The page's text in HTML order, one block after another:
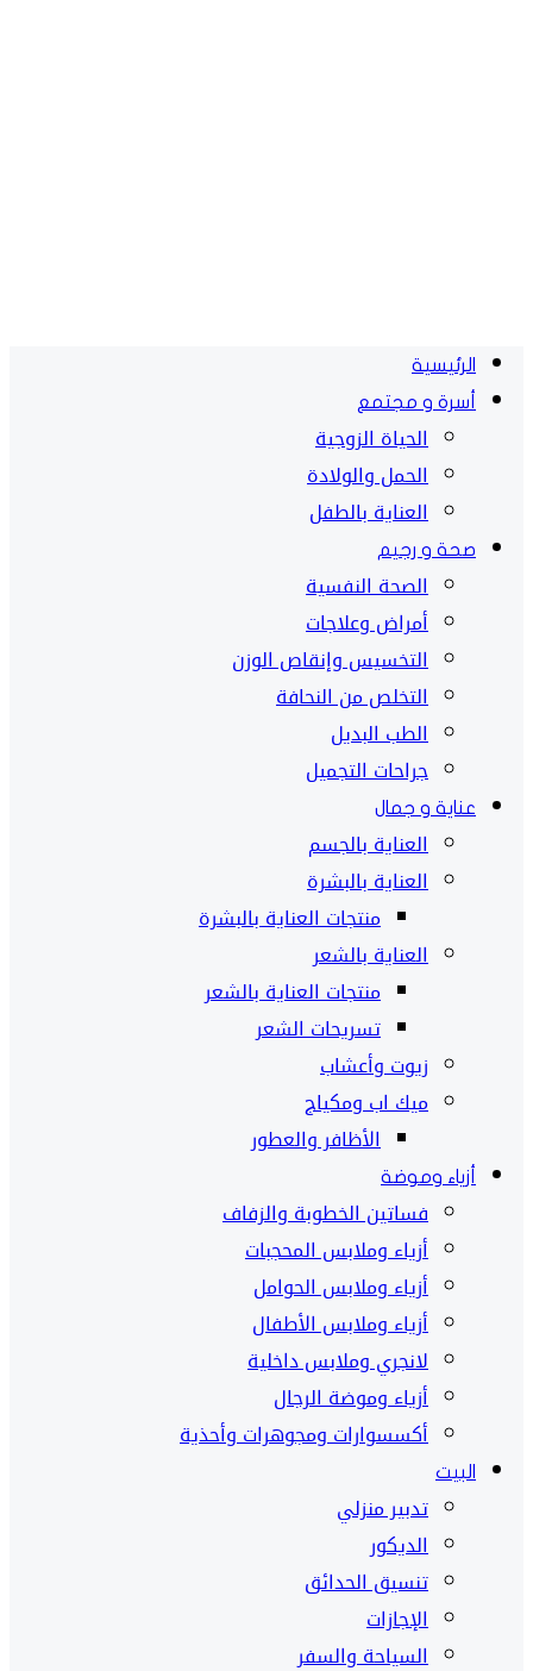
الرئيسية
أسرة و مجتمع
الحياة الزوجية
الحمل والولادة
العناية بالطفل
صحة و رجيم
الصحة النفسية
أمراض وعلاجات
التخسيس وإنقاص الوزن
التخلص من النحافة
الطب البديل
جراحات التجميل
عناية و جمال
العناية بالجسم
العناية بالبشرة
منتجات العناية بالبشرة
العناية بالشعر
منتجات العناية بالشعر
تسريحات الشعر
زيوت وأعشاب
ميك اب ومكياج
الأظافر والعطور
أزياء وموضة
فساتين الخطوبة والزفاف
أزياء وملابس المحجبات
أزياء وملابس الحوامل
أزياء وملابس الأطفال
لانجري وملابس داخلية
أزياء وموضة الرجال
أكسسوارات ومجوهرات وأحذية
البيت
تدبير منزلي
الديكور
تنسيق الحدائق
الإجازات
السياحة والسفر